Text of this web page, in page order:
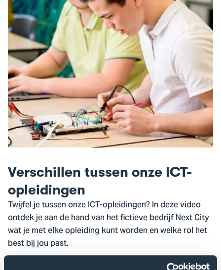
Verschillen tussen onze ICT-
opleidingen
Twijfel je tussen onze ICT-opleidingen? In deze video
ontdek je aan de hand van het fictieve bedrijf Next City
wat je met elke opleiding kunt worden en welke rol het
best bij jou past.
Benieuwd wat hier te zien is? Accepteer dan de